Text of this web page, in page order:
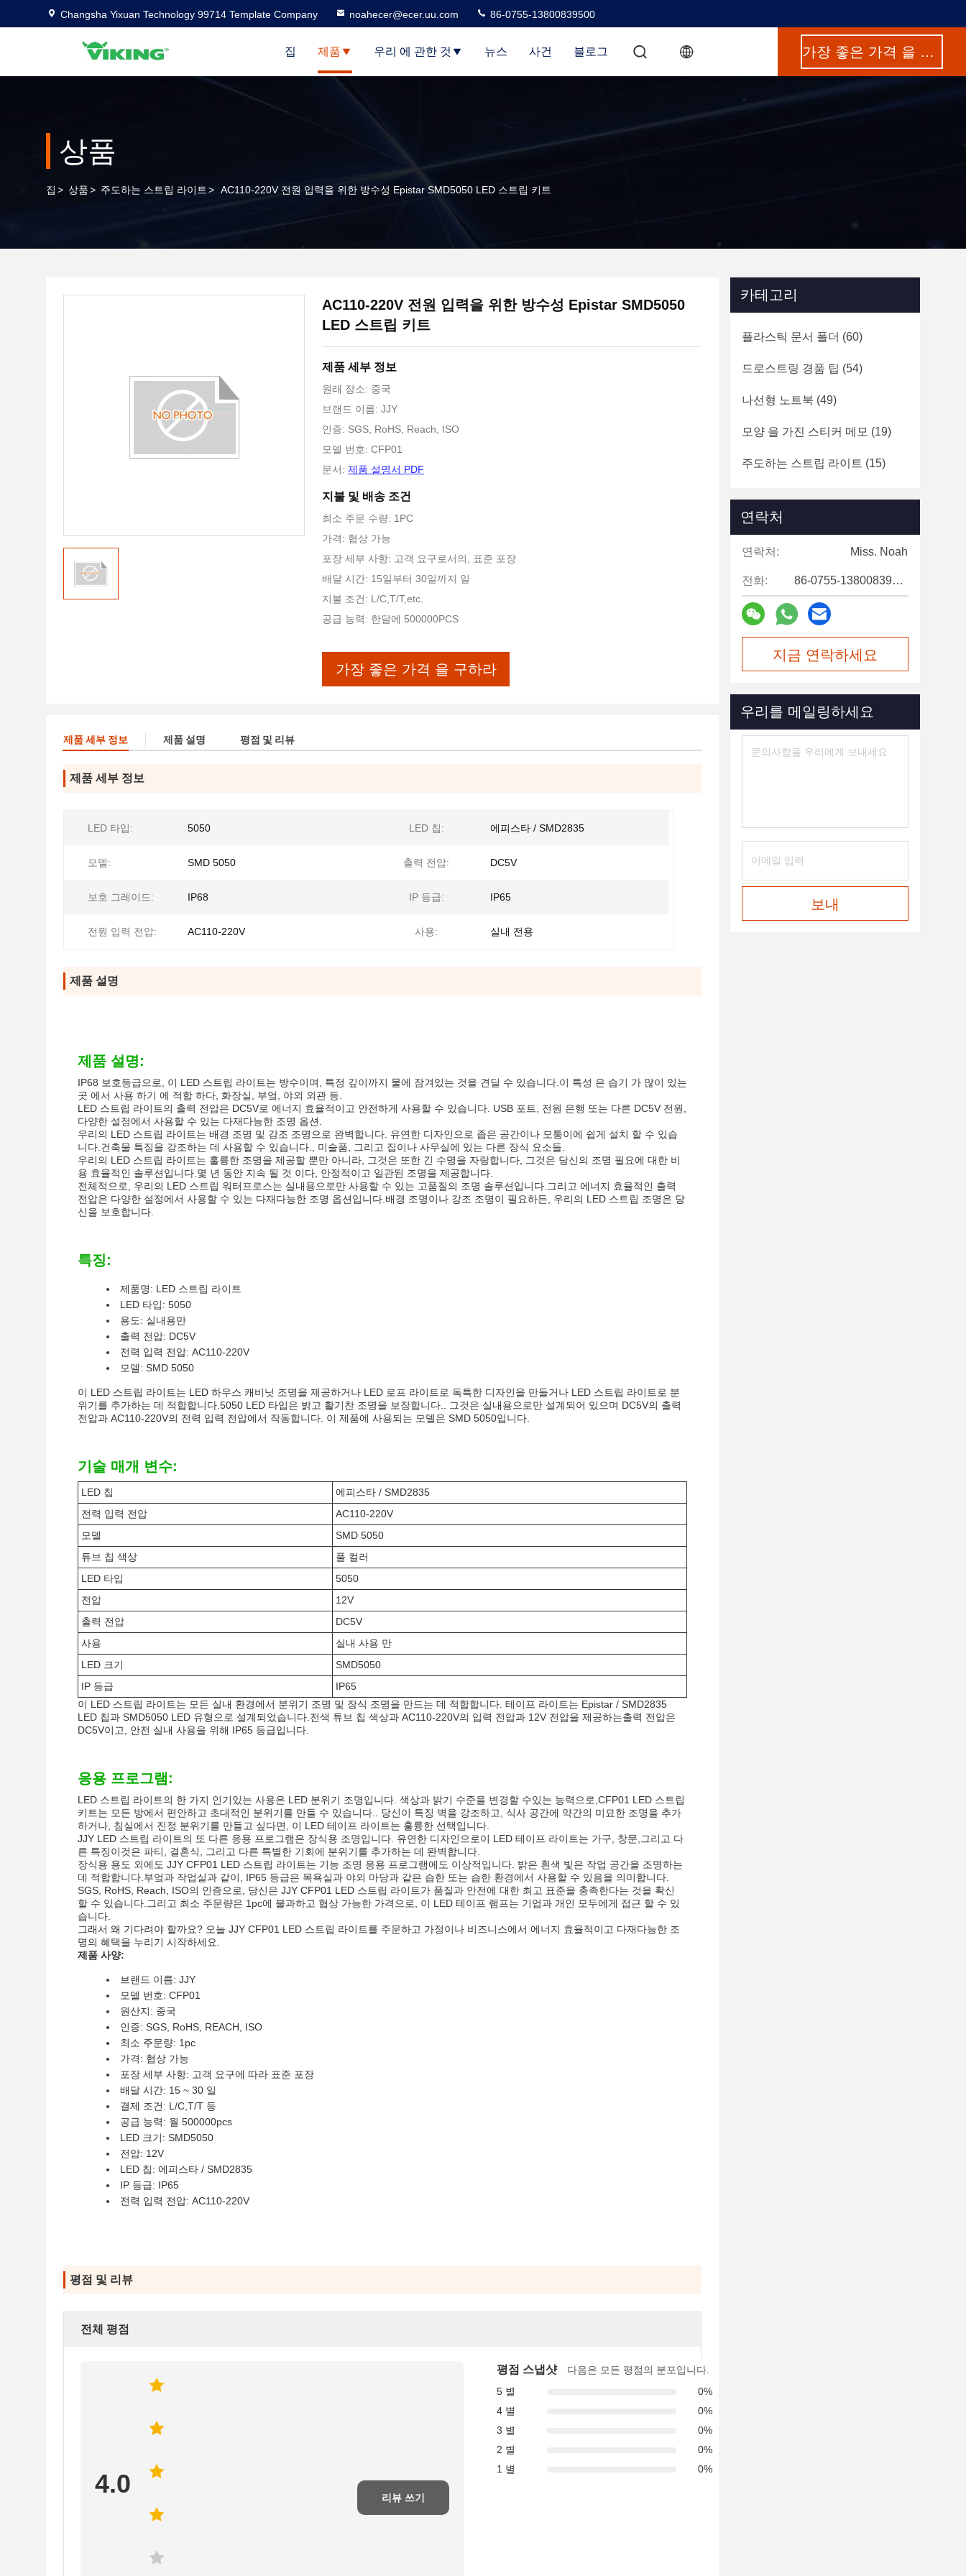
Changsha Yixuan Technology 99714 Template Company noahecer@ecer.uu.com 86-0755-13800839500
집 제품 우리 에 관한 것 뉴스 사건 블로그 가장 좋은 가격 을 구하라
상품
집 > 상품> 주도하는 스트립 라이트 > AC110-220V 전원 입력을 위한 방수성 Epistar SMD5050 LED 스트립 키트
AC110-220V 전원 입력을 위한 방수성 Epistar SMD5050
LED 스트립 키트
제품 세부 정보
원래 장소: 중국
브랜드 이름: JJY
인증: SGS, RoHS, Reach, ISO
모델 번호: CFP01
문서: 제품 설명서 PDF
지불 및 배송 조건
최소 주문 수량: 1PC
가격: 협상 가능
포장 세부 사항: 고객 요구로서의, 표준 포장
배달 시간: 15일부터 30일까지 일
지불 조건: L/C,T/T,etc.
공급 능력: 한달에 500000PCS
가장 좋은 가격 을 구하라
제품 세부 정보 제품 설명 평점 및 리뷰
제품 세부 정보
LED 타입: 5050 LED 칩: 에피스타 / SMD2835
모델: SMD 5050 출력 전압: DC5V
보호 그레이드: IP68 IP 등급: IP65
전원 입력 전압: AC110-220V 사용: 실내 전용
제품 설명
제품 설명:
IP68 보호등급으로, 이 LED 스트립 라이트는 방수이며, 특정 깊이까지 물에 잠겨있는 것을 견딜 수 있습니다.이 특성 은 습기 가 많이 있는
곳 에서 사용 하기 에 적합 하다, 화장실, 부엌, 야외 외관 등.
LED 스트립 라이트의 출력 전압은 DC5V로 에너지 효율적이고 안전하게 사용할 수 있습니다. USB 포트, 전원 은행 또는 다른 DC5V 전원,
다양한 설정에서 사용할 수 있는 다재다능한 조명 옵션.
우리의 LED 스트립 라이트는 배경 조명 및 강조 조명으로 완벽합니다. 유연한 디자인으로 좁은 공간이나 모퉁이에 쉽게 설치 할 수 있습
니다.건축물 특징을 강조하는 데 사용할 수 있습니다., 미술품, 그리고 집이나 사무실에 있는 다른 장식 요소들.
우리의 LED 스트립 라이트는 훌륭한 조명을 제공할 뿐만 아니라, 그것은 또한 긴 수명을 자랑합니다, 그것은 당신의 조명 필요에 대한 비
용 효율적인 솔루션입니다.몇 년 동안 지속 될 것 이다, 안정적이고 일관된 조명을 제공합니다.
전체적으로, 우리의 LED 스트립 워터프로스는 실내용으로만 사용할 수 있는 고품질의 조명 솔루션입니다.그리고 에너지 효율적인 출력
전압은 다양한 설정에서 사용할 수 있는 다재다능한 조명 옵션입니다.배경 조명이나 강조 조명이 필요하든, 우리의 LED 스트립 조명은 당
신을 보호합니다.
특징:
제품명: LED 스트립 라이트
LED 타입: 5050
용도: 실내용만
출력 전압: DC5V
전력 입력 전압: AC110-220V
모델: SMD 5050
이 LED 스트립 라이트는 LED 하우스 캐비닛 조명을 제공하거나 LED 로프 라이트로 독특한 디자인을 만들거나 LED 스트립 라이트로 분
위기를 추가하는 데 적합합니다.5050 LED 타입은 밝고 활기찬 조명을 보장합니다.. 그것은 실내용으로만 설계되어 있으며 DC5V의 출력
전압과 AC110-220V의 전력 입력 전압에서 작동합니다. 이 제품에 사용되는 모델은 SMD 5050입니다.
기술 매개 변수:
LED 칩
에피스타 / SMD2835
전력 입력 전압
AC110-220V
모델
SMD 5050
튜브 칩 색상
풀 컬러
LED 타입
5050
전압
12V
출력 전압
DC5V
사용
실내 사용 만
LED 크기
SMD5050
IP 등급
IP65
이 LED 스트립 라이트는 모든 실내 환경에서 분위기 조명 및 장식 조명을 만드는 데 적합합니다. 테이프 라이트는 Epistar / SMD2835
LED 칩과 SMD5050 LED 유형으로 설계되었습니다.전색 튜브 칩 색상과 AC110-220V의 입력 전압과 12V 전압을 제공하는출력 전압은
DC5V이고, 안전 실내 사용을 위해 IP65 등급입니다.
응용 프로그램:
LED 스트립 라이트의 한 가지 인기있는 사용은 LED 분위기 조명입니다. 색상과 밝기 수준을 변경할 수있는 능력으로,CFP01 LED 스트립
키트는 모든 방에서 편안하고 초대적인 분위기를 만들 수 있습니다.. 당신이 특징 벽을 강조하고, 식사 공간에 약간의 미묘한 조명을 추가
하거나, 침실에서 진정 분위기를 만들고 싶다면, 이 LED 테이프 라이트는 훌륭한 선택입니다.
JJY LED 스트립 라이트의 또 다른 응용 프로그램은 장식용 조명입니다. 유연한 디자인으로이 LED 테이프 라이트는 가구, 창문,그리고 다
른 특징이것은 파티, 결혼식, 그리고 다른 특별한 기회에 분위기를 추가하는 데 완벽합니다.
장식용 용도 외에도 JJY CFP01 LED 스트립 라이트는 기능 조명 응용 프로그램에도 이상적입니다. 밝은 흰색 빛은 작업 공간을 조명하는
데 적합합니다.부엌과 작업실과 같이, IP65 등급은 목욕실과 야외 마당과 같은 습한 또는 습한 환경에서 사용할 수 있음을 의미합니다.
SGS, RoHS, Reach, ISO의 인증으로, 당신은 JJY CFP01 LED 스트립 라이트가 품질과 안전에 대한 최고 표준을 충족한다는 것을 확신
할 수 있습니다.그리고 최소 주문량은 1pc에 불과하고 협상 가능한 가격으로, 이 LED 테이프 램프는 기업과 개인 모두에게 접근 할 수 있
습니다.
그래서 왜 기다려야 할까요? 오늘 JJY CFP01 LED 스트립 라이트를 주문하고 가정이나 비즈니스에서 에너지 효율적이고 다재다능한 조
명의 혜택을 누리기 시작하세요.
제품 사양:
브랜드 이름: JJY
모델 번호: CFP01
원산지: 중국
인증: SGS, RoHS, REACH, ISO
최소 주문량: 1pc
가격: 협상 가능
포장 세부 사항: 고객 요구에 따라 표준 포장
배달 시간: 15 ~ 30 일
결제 조건: L/C,T/T 등
공급 능력: 월 500000pcs
LED 크기: SMD5050
전압: 12V
LED 칩: 에피스타 / SMD2835
IP 등급: IP65
전력 입력 전압: AC110-220V
평점 및 리뷰
전체 평점
4.0 리뷰 쓰기
평점 스냅샷
다음은 모든 평점의 분포입니다.
5 별
0%
4 별
0%
3 별
0%
2 별
0%
1 별
0%
카테고리
플라스틱 문서 폴더 (60)
드로스트링 경품 팁 (54)
나선형 노트북 (49)
모양 을 가진 스티커 메모 (19)
주도하는 스트립 라이트 (15)
연락처
연락처: Miss. Noah
전화: 86-0755-13800839500
지금 연락하세요
우리를 메일링하세요
보내